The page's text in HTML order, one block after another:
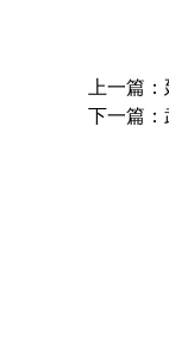
上一篇：
下一篇：